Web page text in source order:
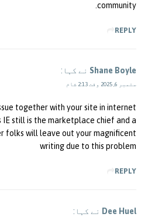
community.
REPLY
Shane Boyle نے کہا:
ستمبر 6, 2025 وقت 2:13 شام
together with your site in internet
still is the marketplace chief and a
folks will leave out your magnificent
writing due to this problem
REPLY
Dee Huel نے کہا: